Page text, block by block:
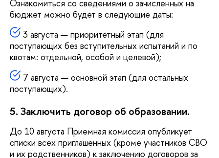
Ознакомиться со сведениями о зачисленных на
бюджет можно будет в следующие даты:
3 августа — приоритетный этап (для
поступающих без вступительных испытаний и по
квотам: отдельной, особой и целевой);
7 августа — основной этап (для остальных
поступающих).
5. Заключить договор об образовании.
До 10 августа Приемная комиссия опубликует
списки всех приглашенных (кроме участников СВО
и их родственников) к заключению договоров за